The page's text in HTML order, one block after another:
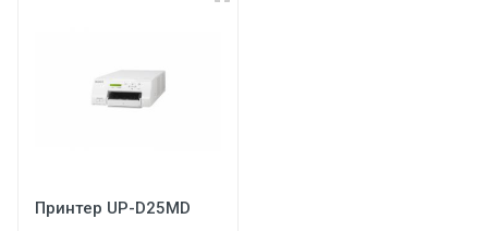
Принтер UP-D25MD